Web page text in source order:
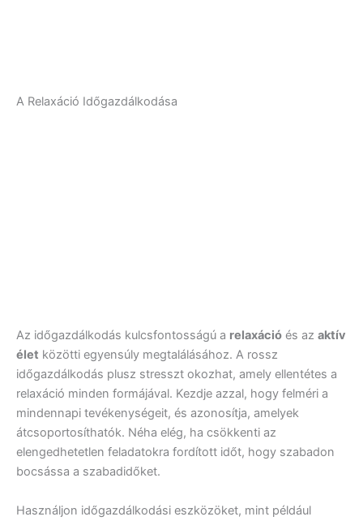
A Relaxáció Időgazdálkodása
Az időgazdálkodás kulcsfontosságú a relaxáció és az aktív
élet közötti egyensúly megtalálásához. A rossz
időgazdálkodás plusz stresszt okozhat, amely ellentétes a
relaxáció minden formájával. Kezdje azzal, hogy felméri a
mindennapi tevékenységeit, és azonosítja, amelyek
átcsoportosíthatók. Néha elég, ha csökkenti az
elengedhetetlen feladatokra fordított időt, hogy szabadon
bocsássa a szabadidőket.
Használjon időgazdálkodási eszközöket, mint például